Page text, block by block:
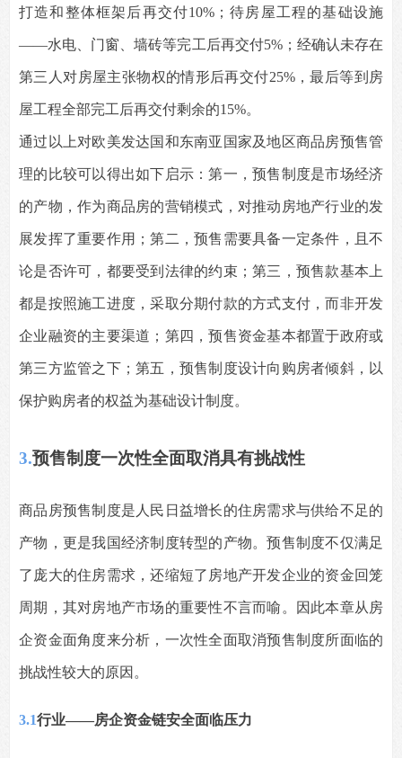
打造和整体框架后再交付10%；待房屋工程的基础设施
——水电、门窗、墙砖等完工后再交付5%；经确认未存在
第三人对房屋主张物权的情形后再交付25%，最后等到房
屋工程全部完工后再交付剩余的15%。
通过以上对欧美发达国和东南亚国家及地区商品房预售管
理的比较可以得出如下启示：第一，预售制度是市场经济
的产物，作为商品房的营销模式，对推动房地产行业的发
展发挥了重要作用；第二，预售需要具备一定条件，且不
论是否许可，都要受到法律的约束；第三，预售款基本上
都是按照施工进度，采取分期付款的方式支付，而非开发
企业融资的主要渠道；第四，预售资金基本都置于政府或
第三方监管之下；第五，预售制度设计向购房者倾斜，以
保护购房者的权益为基础设计制度。
3.预售制度一次性全面取消具有挑战性
商品房预售制度是人民日益增长的住房需求与供给不足的
产物，更是我国经济制度转型的产物。预售制度不仅满足
了庞大的住房需求，还缩短了房地产开发企业的资金回笼
周期，其对房地产市场的重要性不言而喻。因此本章从房
企资金面角度来分析，一次性全面取消预售制度所面临的
挑战性较大的原因。
3.1行业——房企资金链安全面临压力